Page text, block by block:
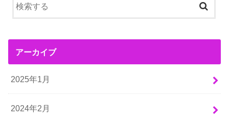
アーカイブ
2025年1月
2024年2月